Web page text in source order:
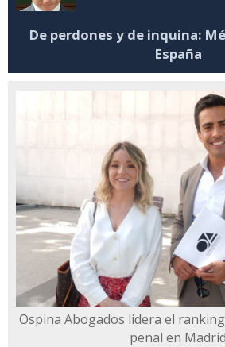
De perdones y de inquina:
España
Ospina Abogados lidera el
penal en Madrid